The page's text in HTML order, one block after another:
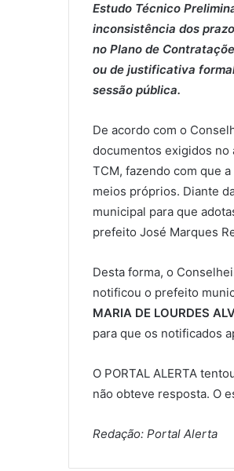
Estudo Técnico
inconsistência dos
no Plano de
ou de justificativa
sessão pública.
De acordo com o
documentos exigidos no
TCM, fazendo com que
meios próprios. Diante
municipal para que
prefeito José Marques
Desta forma, o
notificou o prefeito
MARIA DE LOURDES
para que os notificados
O PORTAL ALERTA
não obteve resposta. O
Redação: Portal Alerta